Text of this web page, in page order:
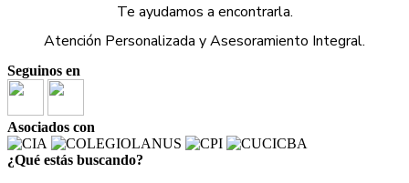
Te ayudamos a encontrarla.
Atención Personalizada y Asesoramiento Integral.
Seguinos en
Asociados con
¿Qué estás buscando?